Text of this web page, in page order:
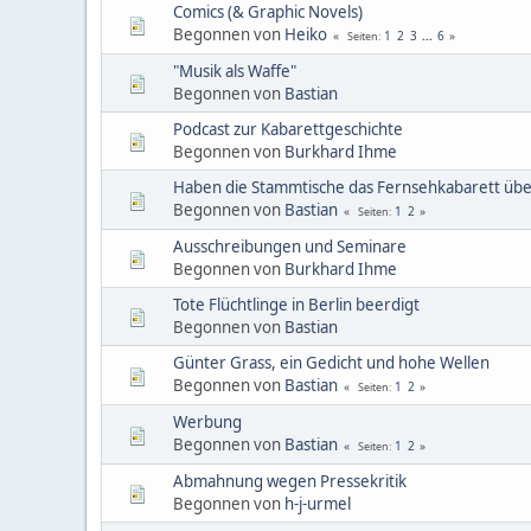
Comics (& Graphic Novels)
Begonnen von Heiko Seiten 1 2 3 ... 6
"Musik als Waffe"
Begonnen von Bastian
Podcast zur Kabarettgeschichte
Begonnen von Burkhard Ihme
Haben die Stammtische das Fernsehkabarett
Begonnen von Bastian Seiten 1 2
Ausschreibungen und Seminare
Begonnen von Burkhard Ihme
Tote Flüchtlinge in Berlin beerdigt
Begonnen von Bastian
Günter Grass, ein Gedicht und hohe Wellen
Begonnen von Bastian Seiten 1 2
Werbung
Begonnen von Bastian Seiten 1 2
Abmahnung wegen Pressekritik
Begonnen von h-j-urmel